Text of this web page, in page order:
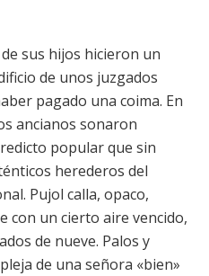
sus hijos hicieron un
de unos juzgados
pagado una coima. En
ancianos sonaron
popular que sin
herederos del
Pujol calla, opaco,
con un cierto aire vencido,
de nueve. Palos y
de una señora «bien»